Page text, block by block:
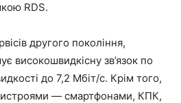
RDS.
другого покоління,
високошвидкісну зв’язок по
до 7,2 Мбіт/с. Крім того,
— смартфонами, КПК,